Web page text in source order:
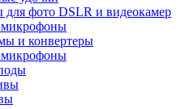
фото DSLR и видеокамер
и конвертеры